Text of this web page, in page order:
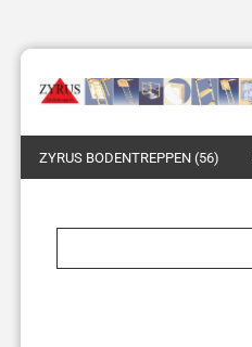
ZYRUS BODENTREPPEN (56)